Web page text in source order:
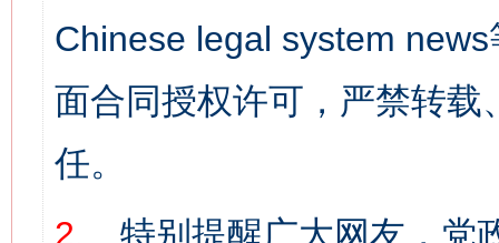
Chinese legal system
面合同授权许可，严禁转
任。
2、
特别提醒广大网友，党